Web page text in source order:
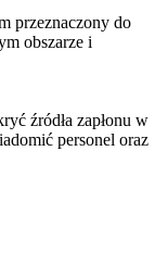
przeznaczony do
obszarze i
źródła zapłonu w
personel oraz